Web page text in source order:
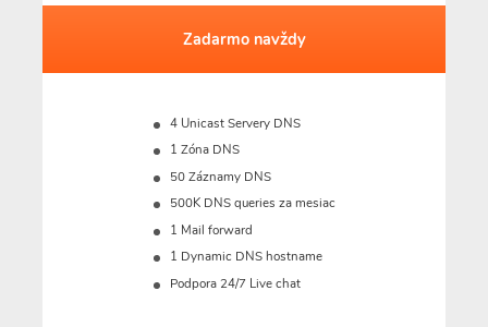
Zadarmo navždy
4 Unicast Servery DNS
1 Zóna DNS
50 Záznamy DNS
500K DNS queries za mesiac
1 Mail forward
1 Dynamic DNS hostname
Podpora 24/7 Live chat